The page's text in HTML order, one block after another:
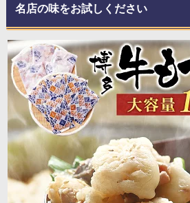
名店の味をお試しください